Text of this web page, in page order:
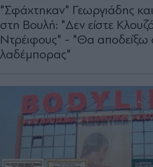
"Σφάχτηκαν" Γεωργιάδης
στη Βουλή: "Δεν είστε
Ντρέιφους" - "Θα αποδείξω
λαδέμπορας"